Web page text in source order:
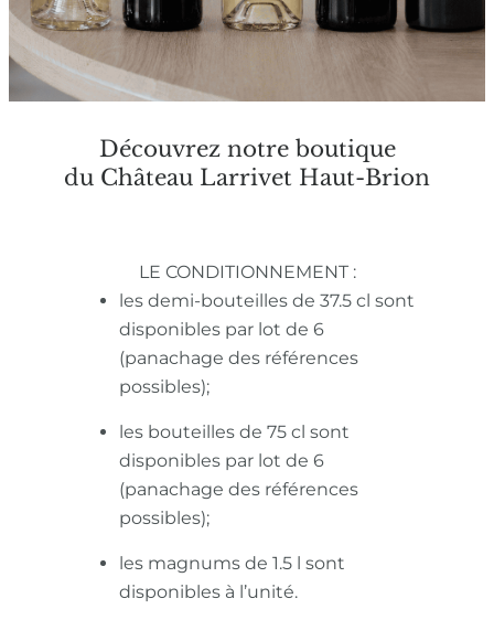
Découvrez notre boutique
du Château Larrivet Haut-Brion
LE CONDITIONNEMENT :
les demi-bouteilles de 37.5 cl sont
disponibles par lot de 6
(panachage des références
possibles);
les bouteilles de 75 cl sont
disponibles par lot de 6
(panachage des références
possibles);
les magnums de 1.5 l sont
disponibles à l’unité.